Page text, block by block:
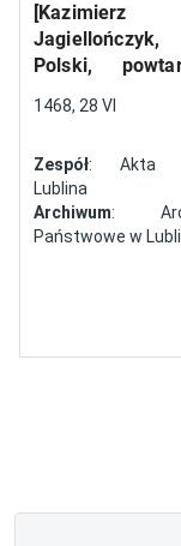
[Kazimierz
Polski,
wystawiony w
Jana ze
starostę
1468, 28 VI
Zespół: Akta
Lublina
Archiwum:
Państwowe w